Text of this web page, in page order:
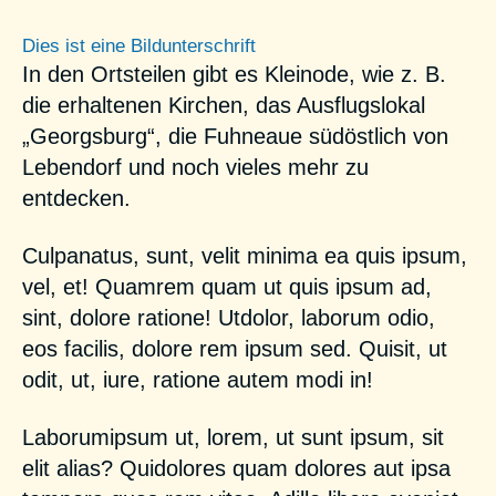
Dies ist eine Bildunterschrift
In den Ortsteilen gibt es Kleinode, wie z. B.
die erhaltenen Kirchen, das Ausflugslokal
„Georgsburg“, die Fuhneaue südöstlich von
Lebendorf und noch vieles mehr zu
entdecken.
Culpanatus, sunt, velit minima ea quis ipsum,
vel, et! Quamrem quam ut quis ipsum ad,
sint, dolore ratione! Utdolor, laborum odio,
eos facilis, dolore rem ipsum sed. Quisit, ut
odit, ut, iure, ratione autem modi in!
Laborumipsum ut, lorem, ut sunt ipsum, sit
elit alias? Quidolores quam dolores aut ipsa